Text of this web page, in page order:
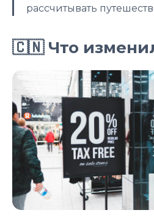
рассчитывать
🇨🇳 Что